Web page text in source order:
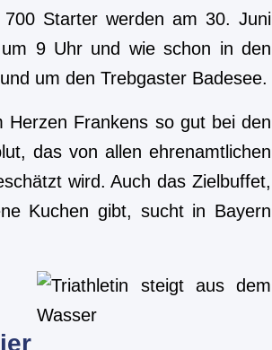
700 Starter werden am 30. Juni
9 Uhr und wie schon in den
um den Trebgaster Badesee.
Herzen Frankens so gut bei den
das von allen ehrenamtlichen
wird. Auch das Zielbuffet,
Kuchen gibt, sucht in Bayern